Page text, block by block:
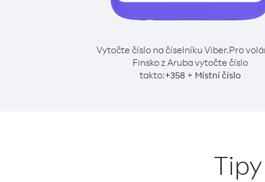
Vytočte číslo na číselníku Viber.Pro
Finsko z Aruba vytočte číslo
takto:+358 + Místní číslo